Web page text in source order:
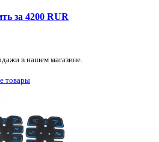
за 4200 RUR
в нашем магазине.
товары